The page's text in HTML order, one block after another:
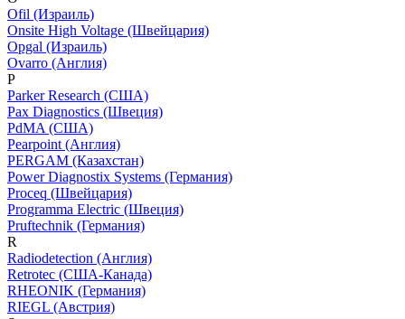
Ofil (Израиль)
Onsite High Voltage (Швейцария)
Opgal (Израиль)
Ovarro (Англия)
P
Parker Research (США)
Pax Diagnostics (Швеция)
PdMA (США)
Pearpoint (Англия)
PERGAM (Казахстан)
Power Diagnostix Systems (Германия)
Proceq (Швейцария)
Programma Electric (Швеция)
Pruftechnik (Германия)
R
Radiodetection (Англия)
Retrotec (США-Канада)
RHEONIK (Германия)
RIEGL (Австрия)